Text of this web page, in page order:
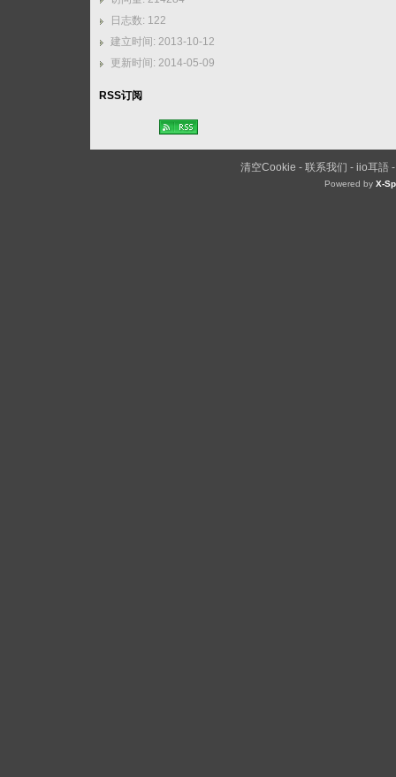
日志数: 122
建立时间: 2013-10-12
更新时间: 2014-05-09
RSS订阅
清空Cookie - 联系我们 - iio耳語
Powered by X-